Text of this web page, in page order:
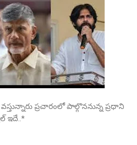
ప్రచారంలో పాల్గొననున్న ప్రధాని
ఇదే..*